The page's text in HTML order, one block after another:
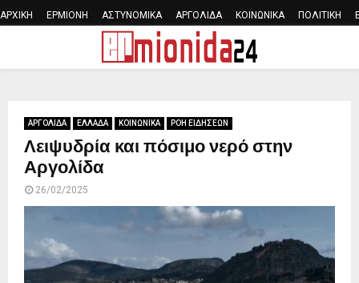
ΑΡΧΙΚΗ ΕΡΜΙΟΝΗ ΑΣΤΥΝΟΜΙΚΑ ΑΡΓΟΛΙΔΑ ΚΟΙΝΩΝΙΚΑ ΠΟΛΙΤΙΚΗ
ΑΡΓΟΛΙΔΑ ΕΛΛΑΔΑ ΚΟΙΝΩΝΙΚΑ ΡΟΗ ΕΙΔΗΣΕΩΝ
Λειψυδρία και πόσιμο νερό στην
Αργολίδα
26/02/2025